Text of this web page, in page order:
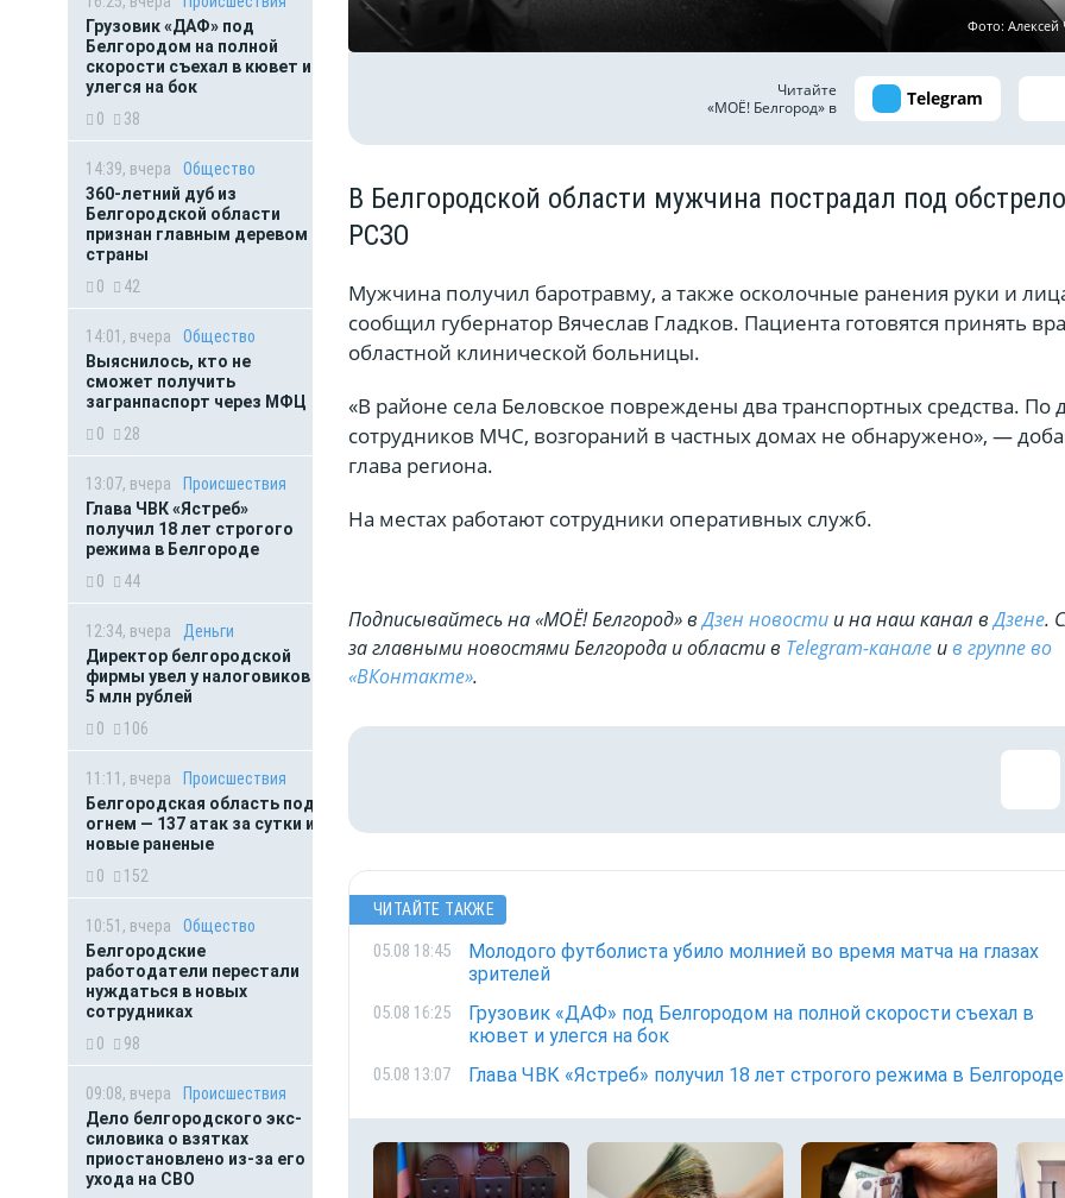
Грузовик «ДАФ» под
Белгородом на полной
скорости съехал в кювет и
улегся на бок
0
38
14:39, вчера
Общество
360-летний дуб из
Белгородской области
признан главным деревом
страны
0
42
14:01, вчера
Общество
Выяснилось, кто не
сможет получить
загранпаспорт через МФЦ
0
28
13:07, вчера
Происшествия
Глава ЧВК «Ястреб»
получил 18 лет строгого
режима в Белгороде
0
44
12:34, вчера
Деньги
Директор белгородской
фирмы увел у налоговиков
5 млн рублей
0
106
11:11, вчера
Происшествия
Белгородская область под
огнем — 137 атак за сутки и
новые раненые
0
152
10:51, вчера
Общество
Белгородские
работодатели перестали
нуждаться в новых
сотрудниках
0
98
09:08, вчера
Происшествия
Дело белгородского экс-
силовика о взятках
приостановлено из-за его
ухода на СВО
Фото: Алексей
Читайте
«МОЁ! Белгород» в
Telegram
В Белгородской области мужчина пострадал под
РСЗО
Мужчина получил баротравму, а также осколочные ранения руки и
сообщил губернатор Вячеслав Гладков. Пациента готовятся принять
областной клинической больницы.
«В районе села Беловское повреждены два транспортных средства. По
сотрудников МЧС, возгораний в частных домах не обнаружено», —
глава региона.
На местах работают сотрудники оперативных служб.
Подписывайтесь на «МОЁ! Белгород» вДзен новости и на наш канал вДзене.
за главными новостями Белгорода и области в Telegram-канале ив группе во
«ВКонтакте».
ЧИТАЙТЕ ТАКЖЕ
05.08 18:45
Молодого футболиста убило молнией во время матча на глазах
зрителей
05.08 16:25
Грузовик «ДАФ» под Белгородом на полной скорости съехал в
кювет и улегся на бок
05.08 13:07 Глава ЧВК «Ястреб» получил 18 лет строгого режима в Белгороде